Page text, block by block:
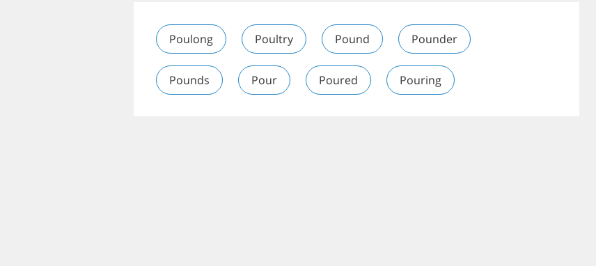
Poulong Poultry Pound Pounder
Pounds Pour Poured Pouring